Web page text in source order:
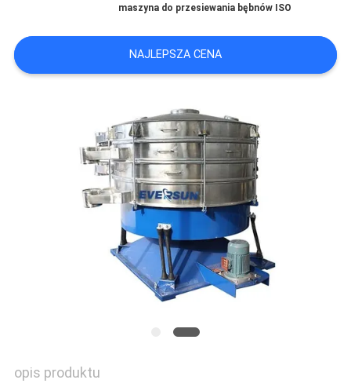
NAMI
WYCENĘ
PRYWATNOŚCI
maszyna do przesiewania bębnów ISO
NAJLEPSZA CENA
opis produktu